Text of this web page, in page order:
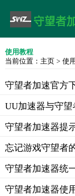
使用教程
当前位置： 主页 > 使
守望者加速官方
UU加速器与守
守望者加速器提
忘记游戏守望者
守望者加速器统
守望者加速器使